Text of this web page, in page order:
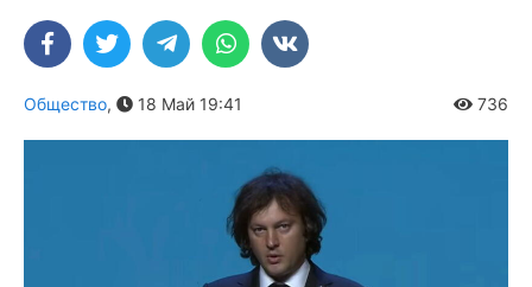
Общество, 18 Май 19:41 736